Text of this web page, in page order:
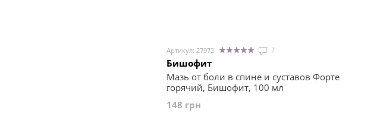
Артикул: 27972 2
Бишофит
Мазь от боли в спине и суставов Форте
горячий, Бишофит, 100 мл
148 грн